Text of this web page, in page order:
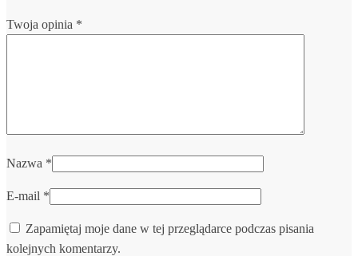
Twoja opinia *
Nazwa *
E-mail *
Zapamiętaj moje dane w tej przeglądarce podczas pisania
kolejnych komentarzy.